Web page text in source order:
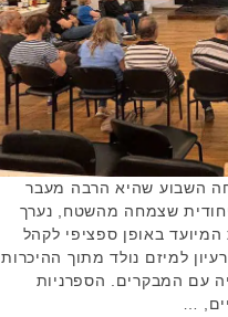
השבוע שהיא הרבה מעבר
שצמחה מהשטח, נערך
המיועד באופן ספציפי לקהל
למיזם נולד מתוך ההיכרות
עם המבקרים. הספרניות
…